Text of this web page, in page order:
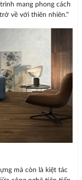
mang phong cách
về với thiên nhiên."
mà còn là kiệt tác